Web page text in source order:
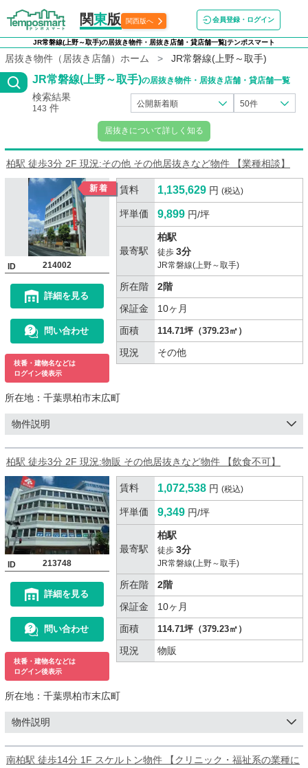
関東版 関西版へ 会員登録・ログイン
JR常磐線(上野～取手)の居抜き物件・居抜き店舗・貸店舗一覧|テンポスマート
居抜き物件（居抜き店舗）ホーム JR常磐線(上野～取手)
JR常磐線(上野～取手)の居抜き物件・居抜き店舗・貸店舗一覧
検索結果
143 件 公開新着順 50件
居抜きについて詳しく知る
柏駅 徒歩3分 2F 現況:その他 その他居抜きなど物件 【業種相談】
ID 214002
詳細を見る
問い合わせ
枝番・建物名などは
ログイン後表示
賃料 1,135,629 円 (税込)
坪単価 9,899 円/坪
最寄駅
柏駅
徒歩 3分
JR常磐線(上野～取手)
所在階
2階
保証金
10ヶ月
面積
114.71坪（379.23㎡）
現況 その他
所在地： 千葉県柏市末広町
物件説明
柏駅 徒歩3分 2F 現況:物販 その他居抜きなど物件 【飲食不可】
ID 213748
詳細を見る
問い合わせ
枝番・建物名などは
ログイン後表示
賃料 1,072,538 円 (税込)
坪単価 9,349 円/坪
最寄駅
柏駅
徒歩 3分
JR常磐線(上野～取手)
所在階
2階
保証金
10ヶ月
面積
114.71坪（379.23㎡）
現況 物販
所在地： 千葉県柏市末広町
物件説明
南柏駅 徒歩14分 1F スケルトン物件 【クリニック・福祉系の業種に